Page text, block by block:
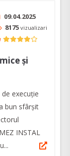
09.04.2025
8175 vizualizari
și
de execuție
bun sfârșit
INSTAL